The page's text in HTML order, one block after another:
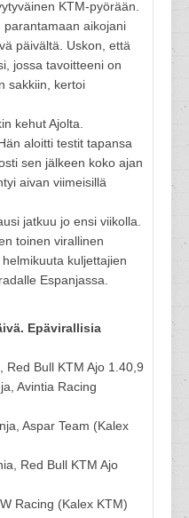
KTM-pyörään.
parantamaan aikojani
päivältä. Uskon, että
jossa tavoitteeni on
sakkiin, kertoi
kehut Ajolta.
aloitti testit tapansa
sen jälkeen koko ajan
aivan viimeisillä
jatkuu jo ensi viikolla.
toinen virallinen
kuljettajien
Espanjassa.
Epävirallisia
Red Bull KTM Ajo 1.40,9
Avintia Racing
Aspar Team (Kalex
Red Bull KTM Ajo
Racing (Kalex KTM)